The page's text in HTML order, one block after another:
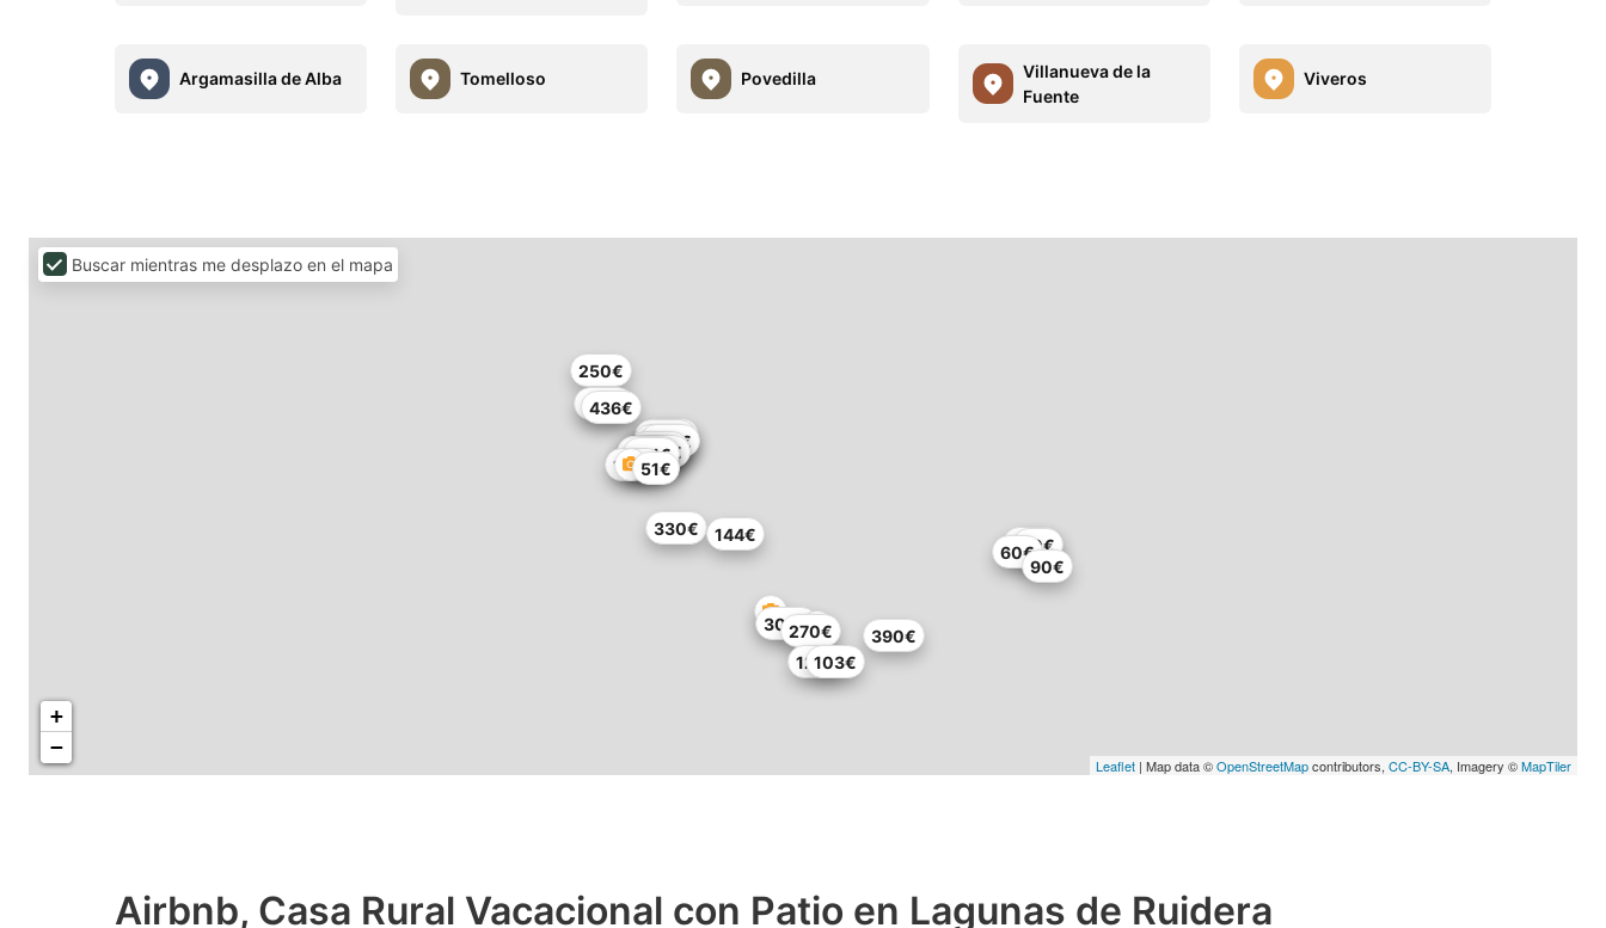
Argamasilla de Alba Tomelloso Povedilla
Villanueva de la
Fuente
Viveros
270€
300€
390€
120€
330€
51€
123€
120€
101€
150€
220€
248€
253€
188€
189€
200€
338€
900€
144€
103€
250€
436€
407€
90€
90€
180€
60€
+
−
Leaflet | Map data ©OpenStreetMapcontributors, CC-BY-SA, Imagery ©MapTiler
Buscar mientras me desplazo en el mapa
Airbnb, Casa Rural Vacacional con Patio en Lagunas de Ruidera